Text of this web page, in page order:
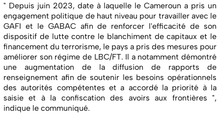
" Depuis juin 2023, date à laquelle le Cameroun a pris un
engagement politique de haut niveau pour travailler avec le
GAFI et le GABAC afin de renforcer l'efficacité de son
dispositif de lutte contre le blanchiment de capitaux et le
financement du terrorisme, le pays a pris des mesures pour
améliorer son régime de LBC/FT. Il a notamment démontré
une augmentation de la diffusion de rapports de
renseignement afin de soutenir les besoins opérationnels
des autorités compétentes et a accordé la priorité à la
saisie et à la confiscation des avoirs aux frontières ",
indique le communiqué.